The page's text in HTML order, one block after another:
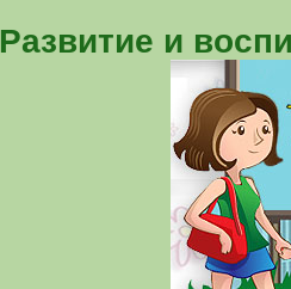
Развитие и